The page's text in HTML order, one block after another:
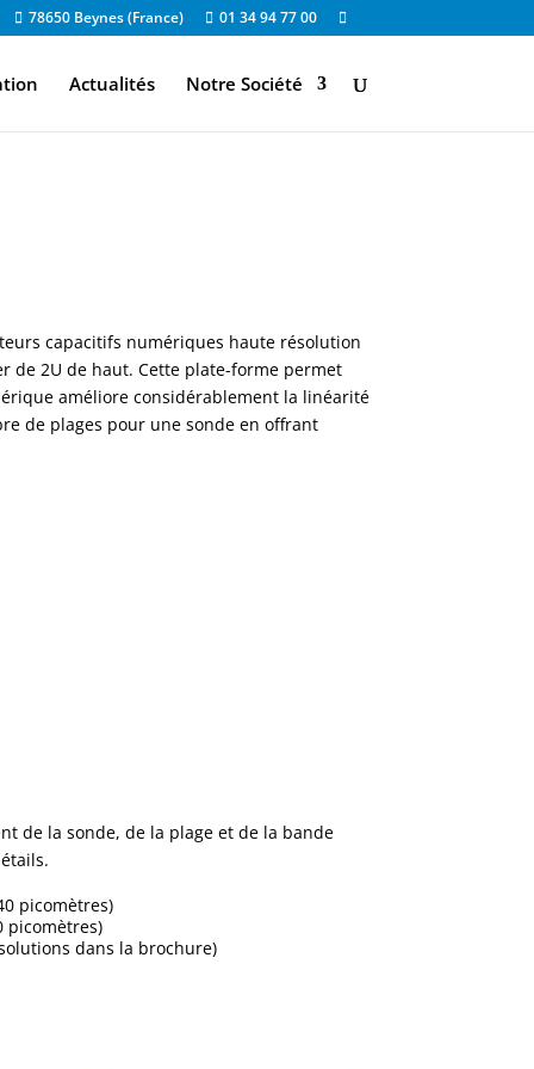
78650 Beynes (France) 01 34 94 77 00
Actualités Notre Société
capacitifs numériques haute résolution
de 2U de haut. Cette plate-forme permet
améliore considérablement la linéarité
de plages pour une sonde en offrant
de la sonde, de la plage et de la bande
picomètres)
picomètres)
dans la brochure)